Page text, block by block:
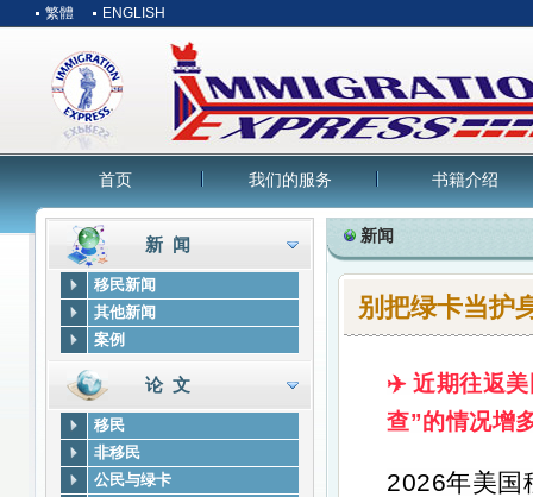
繁體 ENGLISH
首页 我们的服务 书籍介绍
新 闻
移民新闻
其他新闻
案例
论 文
移民
非移民
公民与绿卡
新闻
别把绿卡当护
✈️近期往返
查”的情况增
2026年美国